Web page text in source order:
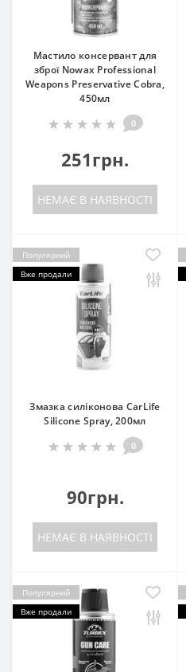
Мастило консервант для
зброї Nowax Professional
Weapons Preservative Cobra,
450мл
0
251грн.
НЕМАЄ В НАЯВНОСТІ
Популярний
Вже продали
Змазка силіконова CarLife
Silicone Spray, 200мл
0
90грн.
НЕМАЄ В НАЯВНОСТІ
Популярний
Вже продали